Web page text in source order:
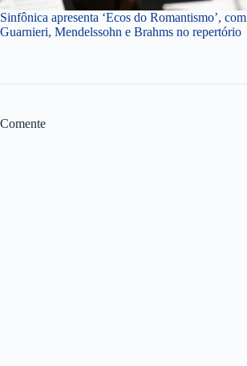
Sinfônica apresenta ‘Ecos do Romantismo’, com
Guarnieri, Mendelssohn e Brahms no repertório
Comente